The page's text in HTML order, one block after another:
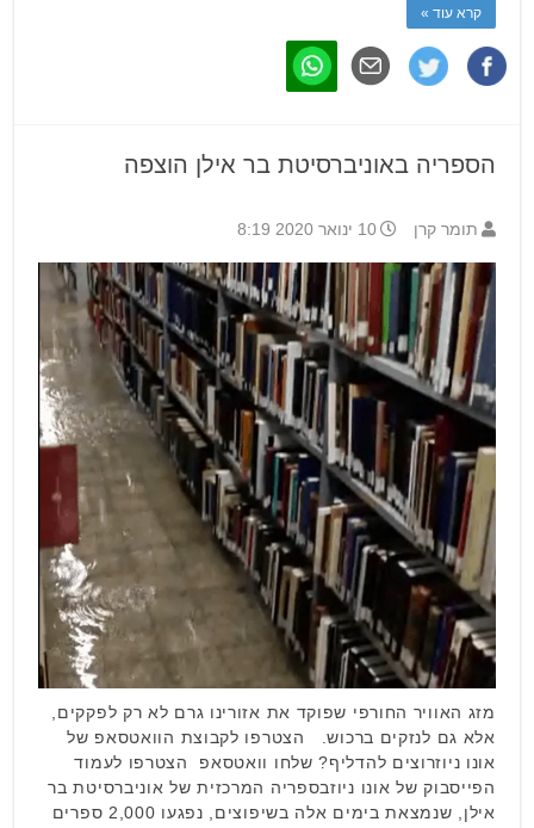
קרא עוד »
הספריה באוניברסיטת בר אילן הוצפה
תומר קרן 10 ינואר 2020 8:19
מזג האוויר החורפי שפוקד את אזורינו גרם לא רק לפקקים,
אלא גם לנזקים ברכוש. הצטרפו לקבוצת הוואטסאפ של
אונו ניוזרוצים להדליף? שלחו וואטסאפ הצטרפו לעמוד
הפייסבוק של אונו ניוזבספריה המרכזית של אוניברסיטת בר
אילן, שנמצאת בימים אלה בשיפוצים, נפגעו 2,000 ספרים